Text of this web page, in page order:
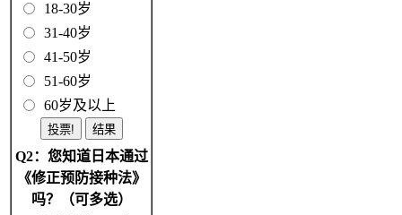
18-30岁
31-40岁
41-50岁
51-60岁
60岁及以上
Q2：您知道日本通过
《修正预防接种法》
吗？（可多选）